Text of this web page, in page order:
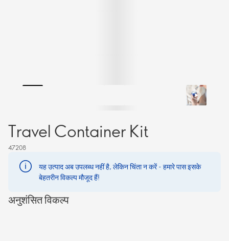
Travel Container Kit
47208
यह उत्पाद अब उपलब्ध नहीं है, लेकिन चिंता न करें - हमारे पास इसके
बेहतरीन विकल्प मौजूद हैं!
अनुशंसित विकल्प